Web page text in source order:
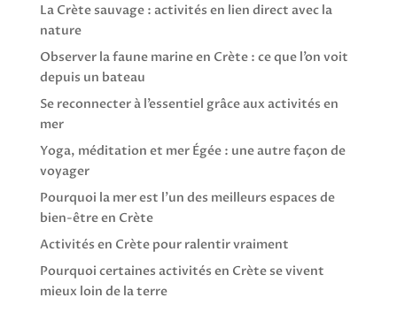
La Crète sauvage : activités en lien direct avec la
nature
Observer la faune marine en Crète : ce que l’on voit
depuis un bateau
Se reconnecter à l’essentiel grâce aux activités en
mer
Yoga, méditation et mer Égée : une autre façon de
voyager
Pourquoi la mer est l’un des meilleurs espaces de
bien-être en Crète
Activités en Crète pour ralentir vraiment
Pourquoi certaines activités en Crète se vivent
mieux loin de la terre